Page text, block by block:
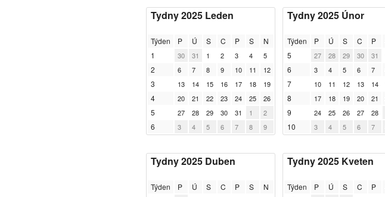
Tydny 2025 Leden
Týden P Ú S C P S
N
1
30 31 1 2 3 4 5
2 6 7 8 9 10 11 12
3 13 14 15 16 17 18 19
4 20 21 22 23 24 25 26
5 27 28 29 30 31 1 2
6 3 4 5 6 7 8 9
Tydny 2025 Únor
Týden P Ú S C P
5
27 28 29 30 31
6 3 4 5 6 7
7 10 11 12 13 14
8 17 18 19 20 21
9 24 25 26 27 28
10 3 4 5 6 7
Tydny 2025 Duben
Týden P Ú S C P S
N
Tydny 2025 Kveten
Týden P Ú S C P